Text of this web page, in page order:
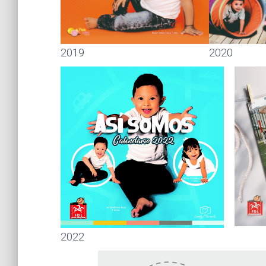
2019 2020
2022